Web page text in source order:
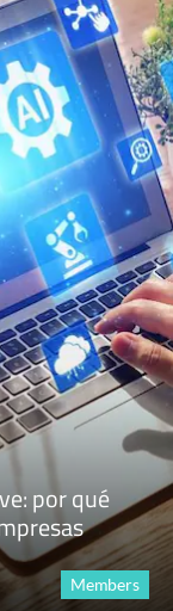
por qué
Members